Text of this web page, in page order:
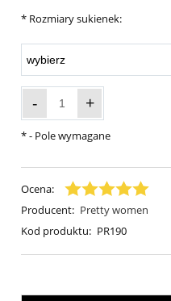
* Rozmiary sukienek:
- +
*- Pole wymagane
Ocena:
Producent: Pretty women
Kod produktu: PR190